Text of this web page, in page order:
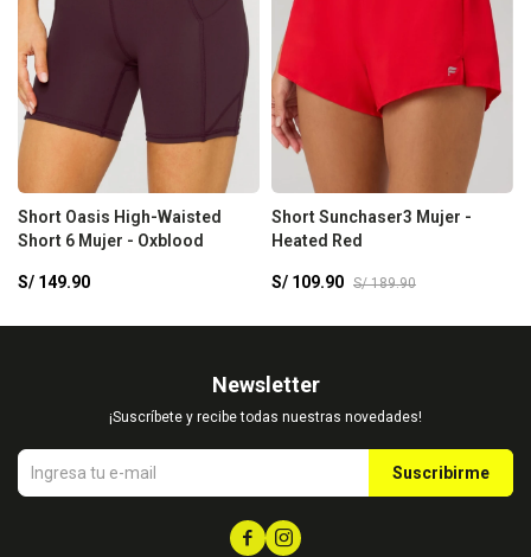
Short Oasis High-Waisted
Short 6 Mujer - Oxblood
S/ 149.90
Short Sunchaser3 Mujer -
Heated Red
S/ 109.90 S/ 189.90
Newsletter
¡Suscríbete y recibe todas nuestras novedades!
Suscribirme
 